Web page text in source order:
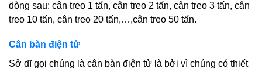
dòng sau: cân treo 1 tấn, cân treo 2 tấn, cân treo 3 tấn, cân
treo 10 tấn, cân treo 20 tấn,…,cân treo 50 tấn.
Cân bàn điện tử
Sở dĩ gọi chúng là cân bàn điện tử là bởi vì chúng có thiết